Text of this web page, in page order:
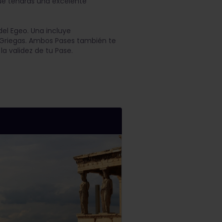
Egeo. Una incluye
Ambos Pases también te
validez de tu Pase.